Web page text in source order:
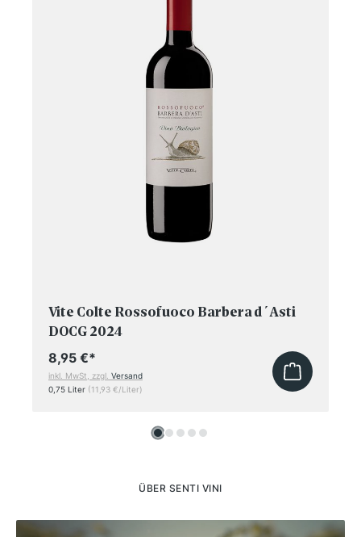
Vite Colte Rossofuoco Barbera d´Asti
DOCG 2024
8,95 €*
inkl. MwSt, zzgl. Versand
0,75 Liter (11,93 €/Liter)
ÜBER SENTI VINI